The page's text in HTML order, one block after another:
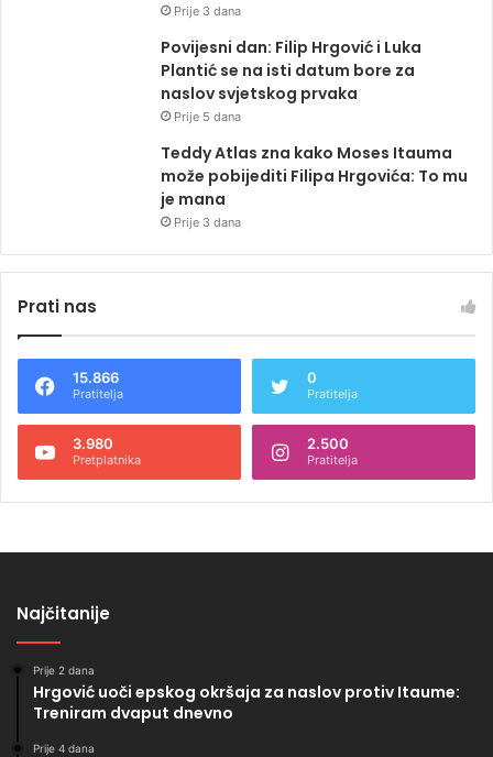
Prije 3 dana
Povijesni dan: Filip Hrgović i Luka
Plantić se na isti datum bore za
naslov svjetskog prvaka
Prije 5 dana
Teddy Atlas zna kako Moses Itauma
može pobijediti Filipa Hrgovića: To mu
je mana
Prije 3 dana
Prati nas
15.866
Pratitelja
0
Pratitelja
3.980
Pretplatnika
2.500
Pratitelja
Najčitanije
Prije 2 dana
Hrgović uoči epskog okršaja za naslov protiv Itaume:
Treniram dvaput dnevno
Prije 4 dana